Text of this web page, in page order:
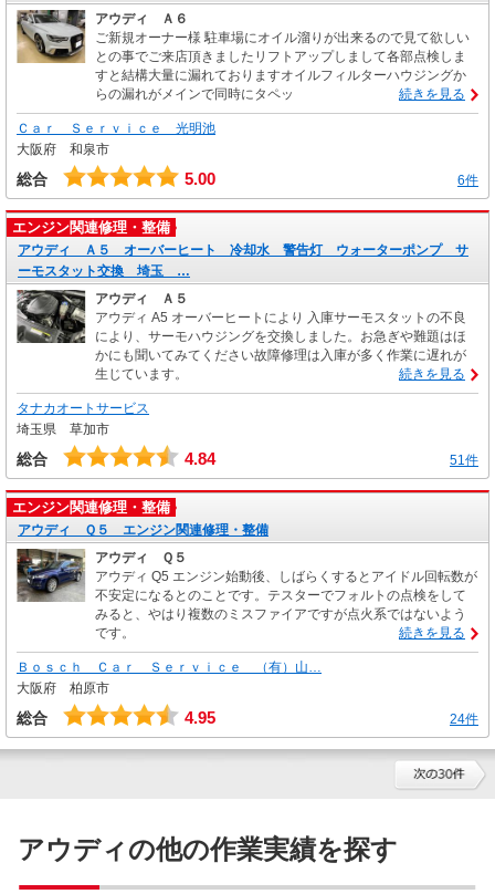
アウディ Ａ６
ご新規オーナー様 駐車場にオイル溜りが出来るので見て欲しい
との事でご来店頂きましたリフトアップしまして各部点検しま
すと結構大量に漏れておりますオイルフィルターハウジングか
らの漏れがメインで同時にタペッ
続きを見る
Ｃａｒ Ｓｅｒｖｉｃｅ 光明池
大阪府 和泉市
総合 5.00 6件
エンジン関連修理・整備
アウディ Ａ５ オーバーヒート 冷却水 警告灯 ウォーターポンプ サ
ーモスタット交換 埼玉 …
アウディ Ａ５
アウディ A5 オーバーヒートにより 入庫サーモスタットの不良
により、サーモハウジングを交換しました。お急ぎや難題はほ
かにも聞いてみてください故障修理は入庫が多く作業に遅れが
生じています。
続きを見る
タナカオートサービス
埼玉県 草加市
総合 4.84 51件
エンジン関連修理・整備
アウディ Ｑ５ エンジン関連修理・整備
アウディ Ｑ５
アウディ Q5 エンジン始動後、しばらくするとアイドル回転数が
不安定になるとのことです。テスターでフォルトの点検をして
みると、やはり複数のミスファイアですが点火系ではないよう
です。
続きを見る
Ｂｏｓｃｈ Ｃａｒ Ｓｅｒｖｉｃｅ （有）山…
大阪府 柏原市
総合 4.95 24件
アウディの他の作業実績を探す